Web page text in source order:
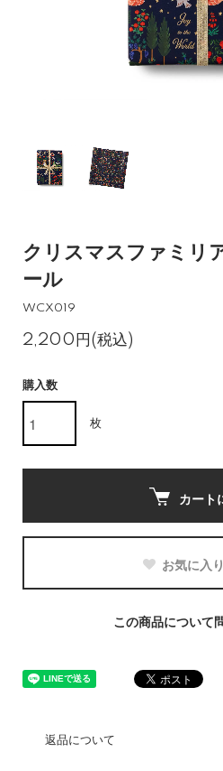
クリスマスファミリ
ール
WCX019
2,200円(税込)
購入数
枚
カート
お気に入
この商品について
返品について